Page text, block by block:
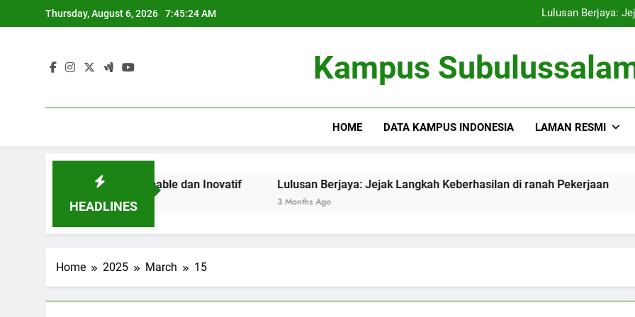
to
Thursday, August 6, 2026 7:45:24 AM
Lulusan Berjaya:
Tugas Biro Karier
Lulusan Berjaya:
Tugas Biro Karier
Kampus
HOME DATA KAMPUS INDONESIA LAMAN RESMI
HEADLINES
Pendidikan Sustainable dan Inovatif Lulusan Berjaya: Jejak Langkah Keberhasilan di ranah Pekerjaan
3 Months Ago
Tugas
3
Home 2025 March 15